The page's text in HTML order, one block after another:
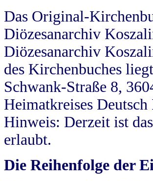
Das Original-
Diözesanarchiv
Diözesanarchiv
des Kirchenbuches
Schwank-Straße 8,
Heimatkreises
Hinweis: Derzeit ist
erlaubt.
Die Reihenfolge der